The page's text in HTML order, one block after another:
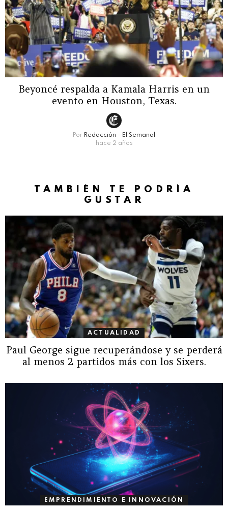
Beyoncé respalda a Kamala Harris en un
evento en Houston, Texas.
Por Redacción - El Semanal
hace 2 años
TAMBIÉN TE PODRÍA
GUSTAR
ACTUALIDAD
Paul George sigue recuperándose y se perderá
al menos 2 partidos más con los Sixers.
EMPRENDIMIENTO E INNOVACIÓN